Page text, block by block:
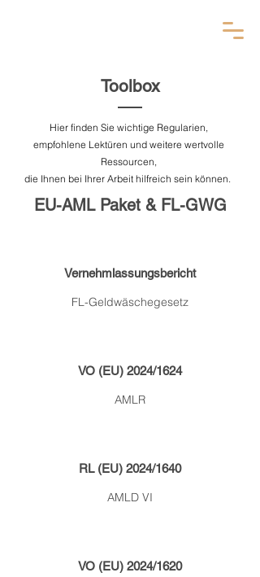
Toolbox
Hier finden Sie wichtige Regularien,
empfohlene Lektüren und weitere wertvolle
Ressourcen,
die Ihnen bei Ihrer Arbeit hilfreich sein können.
EU-AML Paket & FL-GWG
Vernehmlassungsbericht
FL-Geldwäschegesetz
VO (EU) 2024/1624
AMLR
RL (EU) 2024/1640
AMLD VI
VO (EU) 2024/1620